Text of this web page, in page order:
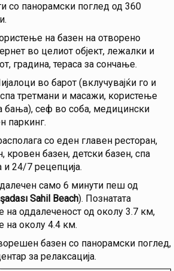
со панорамски поглед од 360
на базен на отворено
во целиот објект, лежалки и
градина, тераса за сончање.
во барот (вклучувајќи го и
спа третмани и масажи, користење
бања), сеф во соба, медицински
паркинг.
со еден главен ресторан,
кровен базен, детски базен, спа
и 24/7 рецепција.
само 6 минути пеш од
Sahil Beach). Познатата
на оддалеченост од околу 3.7 км,
на околу 4.4 км.
базен со панорамски поглед,
за релаксација.